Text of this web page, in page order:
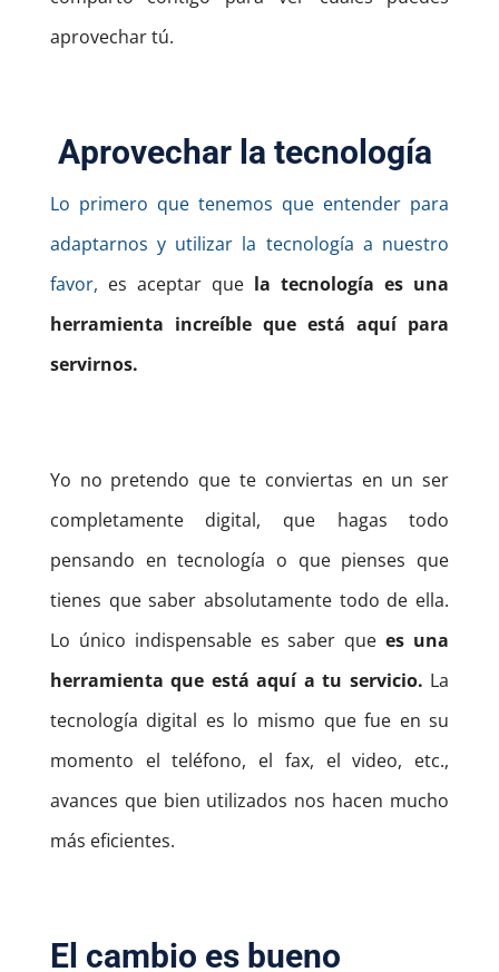
aprovechar tú.
Aprovechar la tecnología
Lo primero que tenemos que entender para
adaptarnos y utilizar la tecnología a nuestro
favor, es aceptar quela tecnología es una
herramienta increíble que está aquí para
servirnos.
Yo no pretendo que te conviertas en un ser
completamente digital, que hagas todo
pensando en tecnología o que pienses que
tienes que saber absolutamente todo de ella.
Lo único indispensable es saber que es una
herramienta que está aquí a tu servicio. La
tecnología digital es lo mismo que fue en su
momento el teléfono, el fax, el video, etc.,
avances que bien utilizados nos hacen mucho
más eficientes.
El cambio es bueno